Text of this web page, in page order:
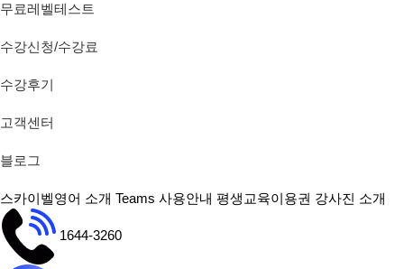
무료레벨테스트
수강신청/수강료
수강후기
고객센터
블로그
스카이벨영어 소개 Teams 사용안내 평생교육이용권 강사진 소개
1644-3260